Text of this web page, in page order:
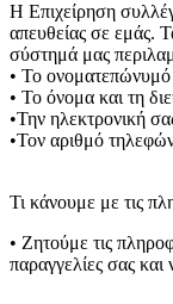
Η Επιχείρηση
απευθείας σε εμάς.
σύστημά μας
• Το
• Το όνομα και τη
•Την ηλεκτρονική
•Τον αριθμό
Τι κάνουμε με τις
• Ζητούμε τις
παραγγελίες σας και